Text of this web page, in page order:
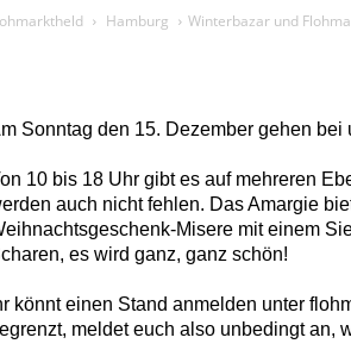
Hamburg Winterbazar und
Sonntag den 15. Dezember gehen
10 bis 18 Uhr gibt es auf mehreren
auch nicht fehlen. Das Amargie
Misere mit einem
es wird ganz, ganz schön!
könnt einen Stand anmelden unter
meldet euch also unbedingt an,